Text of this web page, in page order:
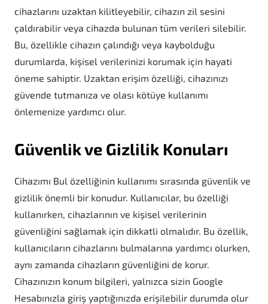
cihazlarını uzaktan kilitleyebilir, cihazın zil sesini
çaldırabilir veya cihazda bulunan tüm verileri silebilir.
Bu, özellikle cihazın çalındığı veya kaybolduğu
durumlarda, kişisel verilerinizi korumak için hayati
öneme sahiptir. Uzaktan erişim özelliği, cihazınızı
güvende tutmanıza ve olası kötüye kullanımı
önlemenize yardımcı olur.
Güvenlik ve Gizlilik Konuları
Cihazımı Bul özelliğinin kullanımı sırasında güvenlik ve
gizlilik önemli bir konudur. Kullanıcılar, bu özelliği
kullanırken, cihazlarının ve kişisel verilerinin
güvenliğini sağlamak için dikkatli olmalıdır. Bu özellik,
kullanıcıların cihazlarını bulmalarına yardımcı olurken,
aynı zamanda cihazların güvenliğini de korur.
Cihazınızın konum bilgileri, yalnızca sizin Google
Hesabınızla giriş yaptığınızda erişilebilir durumda olur